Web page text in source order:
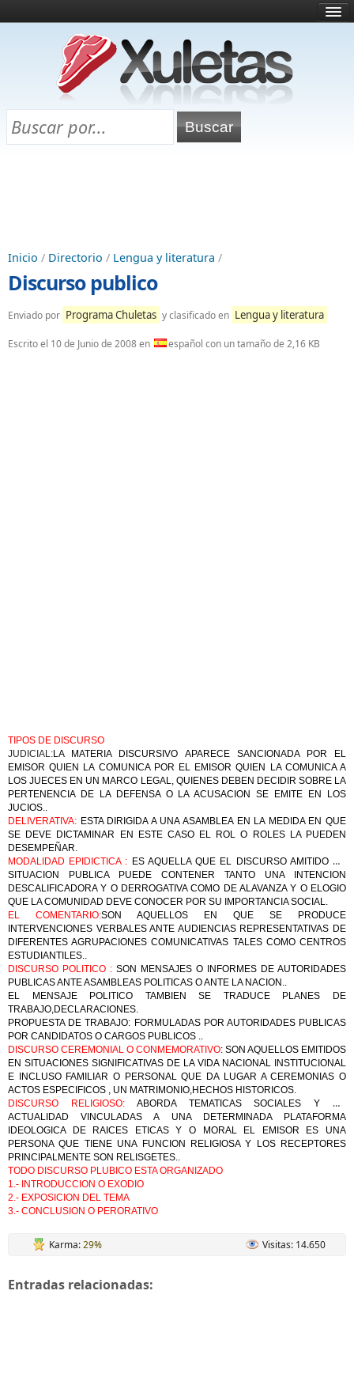
¿Qué es esto?
Directorio
Chuletas para exámenes
Inicio / Directorio / Lengua y literatura /
Discurso publico
Enviado por Programa Chuletas y clasificado en Lengua y literatura
Escrito el 10 de Junio de 2008en español con un tamaño de 2,16 KB
TIPOS DE DISCURSO
JUDICIAL:LA MATERIA DISCURSIVO APARECE SANCIONADA POR EL
EMISOR QUIEN LA COMUNICA POR EL EMISOR QUIEN LA COMUNICA A
LOS JUECES EN UN MARCO LEGAL, QUIENES DEBEN DECIDIR SOBRE LA
PERTENENCIA DE LA DEFENSA O LA ACUSACION SE EMITE EN LOS
JUCIOS..
DELIVERATIVA: ESTA DIRIGIDA A UNA ASAMBLEA EN LA MEDIDA EN QUE
SE DEVE DICTAMINAR EN ESTE CASO EL ROL O ROLES LA PUEDEN
DESEMPEÑAR.
MODALIDAD EPIDICTICA : ES AQUELLA QUE EL DISCURSO AMITIDO EN
SITUACION PUBLICA PUEDE CONTENER TANTO UNA INTENCION
DESCALIFICADORA Y O DERROGATIVA COMO DE ALAVANZA Y O ELOGIO
QUE LA COMUNIDAD DEVE CONOCER POR SU IMPORTANCIA SOCIAL.
EL COMENTARIO:SON AQUELLOS EN QUE SE PRODUCE
INTERVENCIONES VERBALES ANTE AUDIENCIAS REPRESENTATIVAS DE
DIFERENTES AGRUPACIONES COMUNICATIVAS TALES COMO CENTROS
ESTUDIANTILES..
DISCURSO POLITICO : SON MENSAJES O INFORMES DE AUTORIDADES
PUBLICAS ANTE ASAMBLEAS POLITICAS O ANTE LA NACION..
EL MENSAJE POLITICO TAMBIEN SE TRADUCE PLANES DE
TRABAJO,DECLARACIONES.
PROPUESTA DE TRABAJO: FORMULADAS POR AUTORIDADES PUBLICAS
POR CANDIDATOS O CARGOS PUBLICOS ..
DISCURSO CEREMONIAL O CONMEMORATIVO: SON AQUELLOS EMITIDOS
EN SITUACIONES SIGNIFICATIVAS DE LA VIDA NACIONAL INSTITUCIONAL
E INCLUSO FAMILIAR O PERSONAL QUE DA LUGAR A CEREMONIAS O
ACTOS ESPECIFICOS , UN MATRIMONIO,HECHOS HISTORICOS.
DISCURSO RELIGIOSO: ABORDA TEMATICAS SOCIALES Y DE
ACTUALIDAD VINCULADAS A UNA DETERMINADA PLATAFORMA
IDEOLOGICA DE RAICES ETICAS Y O MORAL EL EMISOR ES UNA
PERSONA QUE TIENE UNA FUNCION RELIGIOSA Y LOS RECEPTORES
PRINCIPALMENTE SON RELISGETES..
TODO DISCURSO PLUBICO ESTA ORGANIZADO
1.- INTRODUCCION O EXODIO
2.- EXPOSICION DEL TEMA
3.- CONCLUSION O PERORATIVO
Karma:29% Visitas: 14.650
Entradas relacionadas: